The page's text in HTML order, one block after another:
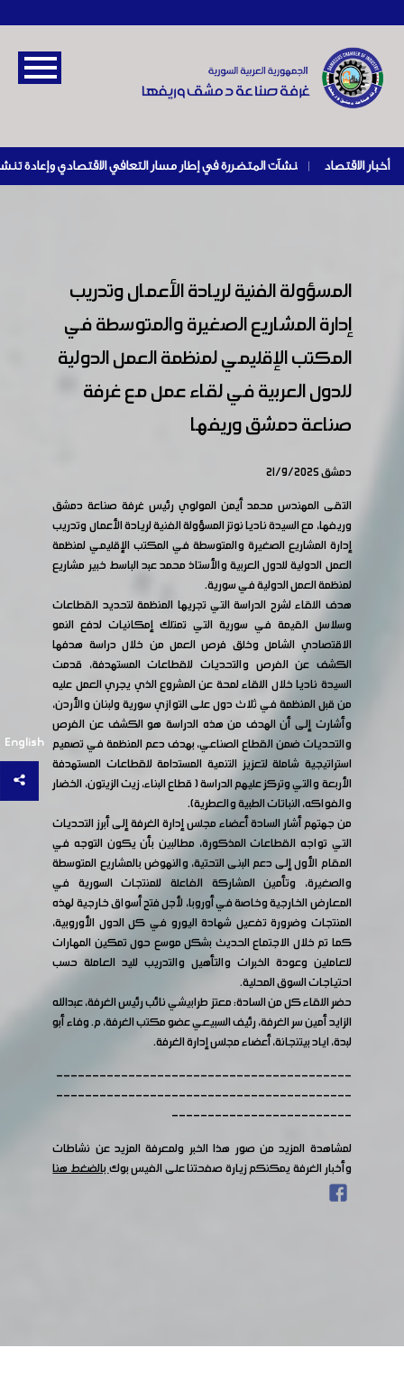
أخبار الاقتصاد |
English
المسؤولة الفنية لريادة الأعمال وتدريب
إدارة المشاريع الصغيرة والمتوسطة في
المكتب الإقليمي لمنظمة العمل الدولية
للدول العربية في لقاء عمل مع غرفة
صناعة دمشق وريفها
دمشق 21/9/2025
التقى المهندس محمد أيمن المولوي رئيس غرفة صناعة دمشق
وريفها، مع السيدة ناديا نوتز المسؤولة الفنية لريادة الأعمال وتدريب
إدارة المشاريع الصغيرة والمتوسطة في المكتب الإقليمي لمنظمة
العمل الدولية للدول العربية والأستاذ محمد عبد الباسط خبير مشاريع
لمنظمة العمل الدولية في سورية.
هدف اللقاء لشرح الدراسة التي تجريها المنظمة لتحديد القطاعات
وسلاسل القيمة في سورية التي تمتلك إمكانيات لدفع النمو
الاقتصادي الشامل وخلق فرص العمل من خلال دراسة هدفها
الكشف عن الفرص والتحديات للقطاعات المستهدفة، قدمت
السيدة ناديا خلال اللقاء لمحة عن المشروع الذي يجري العمل عليه
من قبل المنظمة في ثلاث دول على التوازي سورية ولبنان والأردن،
وأشارت إلى أن الهدف من هذه الدراسة هو الكشف عن الفرص
والتحديات ضمن القطاع الصناعي، بهدف دعم المنظمة في تصميم
استراتيجية شاملة لتعزيز التنمية المستدامة للقطاعات المستهدفة
الأربعة والتي وتركز عليهم الدراسة ( قطاع البناء، زيت الزيتون، الخضار
والفواكه، النباتات الطبية والعطرية).
من جهتهم أشار السادة أعضاء مجلس إدارة الغرفة إلى أبرز التحديات
التي تواجه القطاعات المذكورة، مطالبين بأن يكون التوجه في
المقام الأول إلى دعم البنى التحتية، والنهوض بالمشاريع المتوسطة
والصغيرة، وتأمين المشاركة الفاعلة للمنتجات السورية في
المعارض الخارجية وخاصة في أوروبا، لأجل فتح أسواق خارجية لهذه
المنتجات وضرورة تفعيل شهادة اليورو في كل الدول الأوروبية،
كما تم خلال الاجتماع الحديث بشكل موسع حول تمكين المهارات
للعاملين وعودة الخبرات والتأهيل والتدريب لليد العاملة حسب
احتياجات السوق المحلية.
حضر اللقاء كل من السادة: معتز طرابيشي نائب رئيس الغرفة، عبدالله
الزايد أمين سر الغرفة، رئيف السبيعي عضو مكتب الغرفة، م. وفاء أبو
لبدة، اياد بيتنجانة، أعضاء مجلس إدارة الغرفة.
-----------------------------------------
-----------------------------------------
-------------------------
لمشاهدة المزيد من صور هذا الخبر ولمعرفة المزيد عن نشاطات
وأخبار الغرفة يمكنكم زيارة صفحتنا على الفيس بوكبالضغط هنا